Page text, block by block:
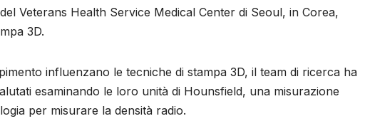
Veterans Health Service Medical Center di Seoul, in Corea,
3D.
influenzano le tecniche di stampa 3D, il team di ricerca ha
esaminando le loro unità di Hounsfield, una misurazione
per misurare la densità radio.